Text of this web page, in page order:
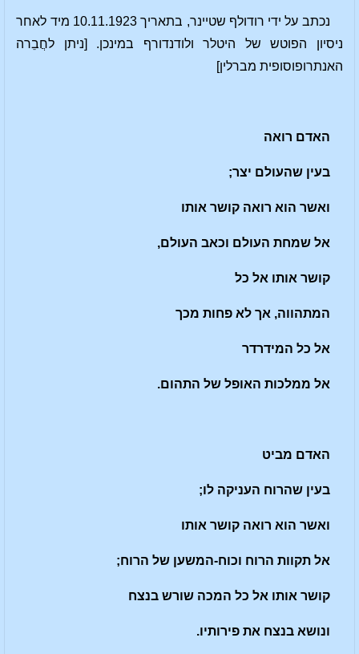
נכתב על ידי רודולף שטיינר, בתאריך 10.11.1923 מיד לאחר
ניסיון הפוטש של היטלר ולודנדורף במינכן. [ניתן לחֲבֵרה
האנתרופוסופית מברלין]
האדם רואה
בעין שהעולם יצר;
ואשר הוא רואה קושר אותו
אל שמחת העולם וכאב העולם,
קושר אותו אל כל
המתהווה, אך לא פחות מכך
אל כל המידרדר
אל ממלכות האופל של התהום.
האדם מביט
בעין שהרוח העניקה לו;
ואשר הוא רואה קושר אותו
אל תקוות הרוח וכוח-המשען של הרוח;
קושר אותו אל כל המכה שורש בנצח
ונושא בנצח את פירותיו.